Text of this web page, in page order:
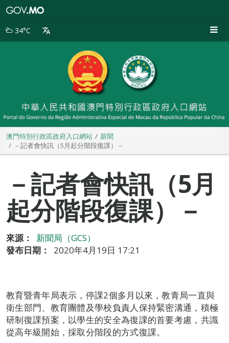
別
34°C
澳門特別行政區政府入口網站
新聞
－記者會快訊（5月起分階段復課）－
－記者會快訊（5月
起分階段復課）－
來源：
新聞局（GCS）
發布日期：
2020年4月19日 17:21
教育暨青年局表示，停課2個多月以來，教青局一直與
衛生部門、教育團體及學校負責人保持緊密溝通，積極
研制復課預案，以學生的安全為復課的首要考慮，共識
從高年級開始，採取分階段的方式復課。